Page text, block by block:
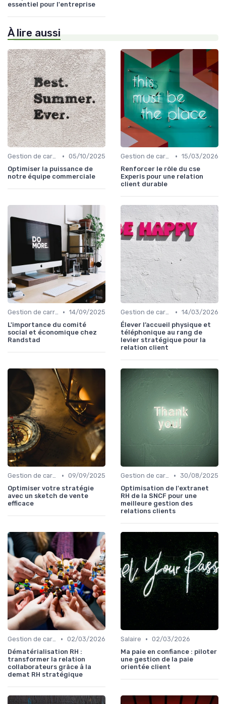
essentiel pour l'entreprise
À lire aussi
Gestion de carrière • 05/10/2025
Optimiser la puissance de
notre équipe commerciale
Gestion de carrière • 15/03/2026
Renforcer le rôle du cse
Experis pour une relation
client durable
Gestion de carrière • 14/09/2025
L'importance du comité
social et économique chez
Randstad
Gestion de carrière • 14/03/2026
Élever l’accueil physique et
téléphonique au rang de
levier stratégique pour la
relation client
Gestion de carrière • 09/09/2025
Optimiser votre stratégie
avec un sketch de vente
efficace
Gestion de carrière • 30/08/2025
Optimisation de l'extranet
RH de la SNCF pour une
meilleure gestion des
relations clients
Gestion de carrière • 02/03/2026
Dématérialisation RH :
transformer la relation
collaborateurs grâce à la
demat RH stratégique
Salaire • 02/03/2026
Ma paie en confiance : piloter
une gestion de la paie
orientée client